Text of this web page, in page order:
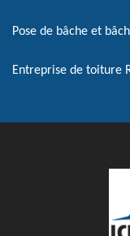
Pose de bâche et
Entreprise de toiture